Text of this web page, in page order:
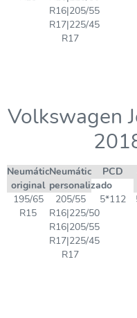
R16|205/55
R17|225/45
R17
Volkswagen
Neumático
original
Neumático
personalizado
PCD
195/65
R15
205/55
R16|225/50
R16|205/55
R17|225/45
R17
5*112